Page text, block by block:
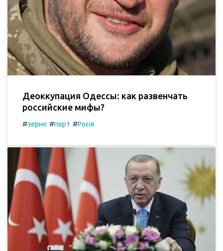
Деоккупация Одессы: как развенчать
российские мифы?
#зерно #порт #Росія